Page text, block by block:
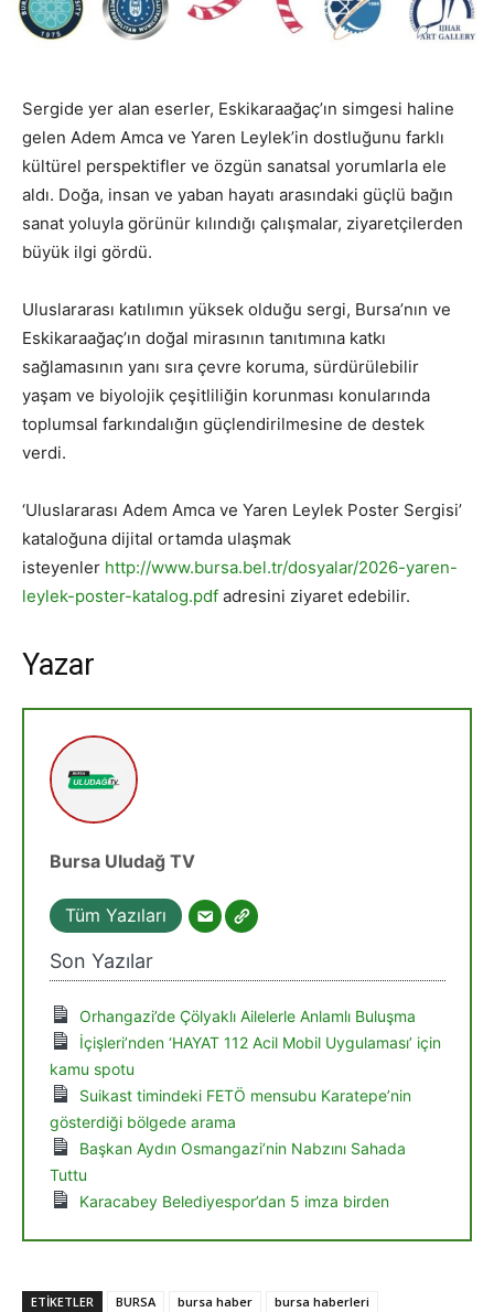
Sergide yer alan eserler, Eskikaraağaç’ın simgesi haline
gelen Adem Amca ve Yaren Leylek’in dostluğunu farklı
kültürel perspektifler ve özgün sanatsal yorumlarla ele
aldı. Doğa, insan ve yaban hayatı arasındaki güçlü bağın
sanat yoluyla görünür kılındığı çalışmalar, ziyaretçilerden
büyük ilgi gördü.
Uluslararası katılımın yüksek olduğu sergi, Bursa’nın ve
Eskikaraağaç’ın doğal mirasının tanıtımına katkı
sağlamasının yanı sıra çevre koruma, sürdürülebilir
yaşam ve biyolojik çeşitliliğin korunması konularında
toplumsal farkındalığın güçlendirilmesine de destek
verdi.
‘Uluslararası Adem Amca ve Yaren Leylek Poster Sergisi’
kataloğuna dijital ortamda ulaşmak
isteyenler http://www.bursa.bel.tr/dosyalar/2026-yaren-
leylek-poster-katalog.pdf adresini ziyaret edebilir.
Yazar
Bursa Uludağ TV
Tüm Yazıları
Son Yazılar
Orhangazi’de Çölyaklı Ailelerle Anlamlı Buluşma
İçişleri’nden ‘HAYAT 112 Acil Mobil Uygulaması’ için
kamu spotu
Suikast timindeki FETÖ mensubu Karatepe’nin
gösterdiği bölgede arama
Başkan Aydın Osmangazi’nin Nabzını Sahada
Tuttu
Karacabey Belediyespor’dan 5 imza birden
ETIKETLER BURSA bursa haber
bursa haberleri